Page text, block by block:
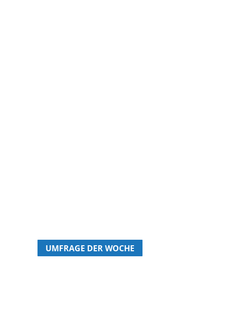
UMFRAGE DER WOCHE